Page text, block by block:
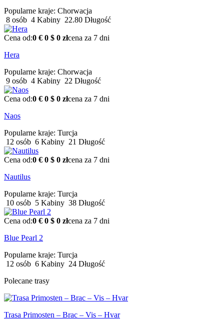
Popularne kraje: Chorwacja
8 osób 4 Kabiny 22.80 Długość
Cena od:0 € 0 $ 0 złcena za 7 dni
Hera
Popularne kraje: Chorwacja
9 osób 4 Kabiny 22 Długość
Cena od:0 € 0 $ 0 złcena za 7 dni
Naos
Popularne kraje: Turcja
12 osób 6 Kabiny 21 Długość
Cena od:0 € 0 $ 0 złcena za 7 dni
Nautilus
Popularne kraje: Turcja
10 osób 5 Kabiny 38 Długość
Cena od:0 € 0 $ 0 złcena za 7 dni
Blue Pearl 2
Popularne kraje: Turcja
12 osób 6 Kabiny 24 Długość
Polecane trasy
Trasa Primosten – Brac – Vis – Hvar